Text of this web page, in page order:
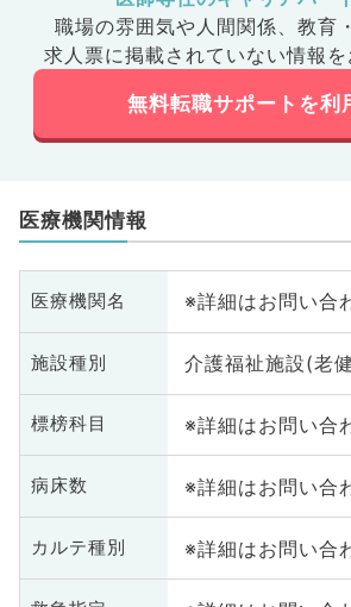
職場の雰囲気や人間関係、 教育
求人票に掲載されていない情報を
無料転職サポートを利
医療機関情報
医療機関名 ※詳細はお問い合
施設種別 介護福祉施設(老
標榜科目 ※詳細はお問い合
病床数 ※詳細はお問い合
カルテ種別 ※詳細はお問い合